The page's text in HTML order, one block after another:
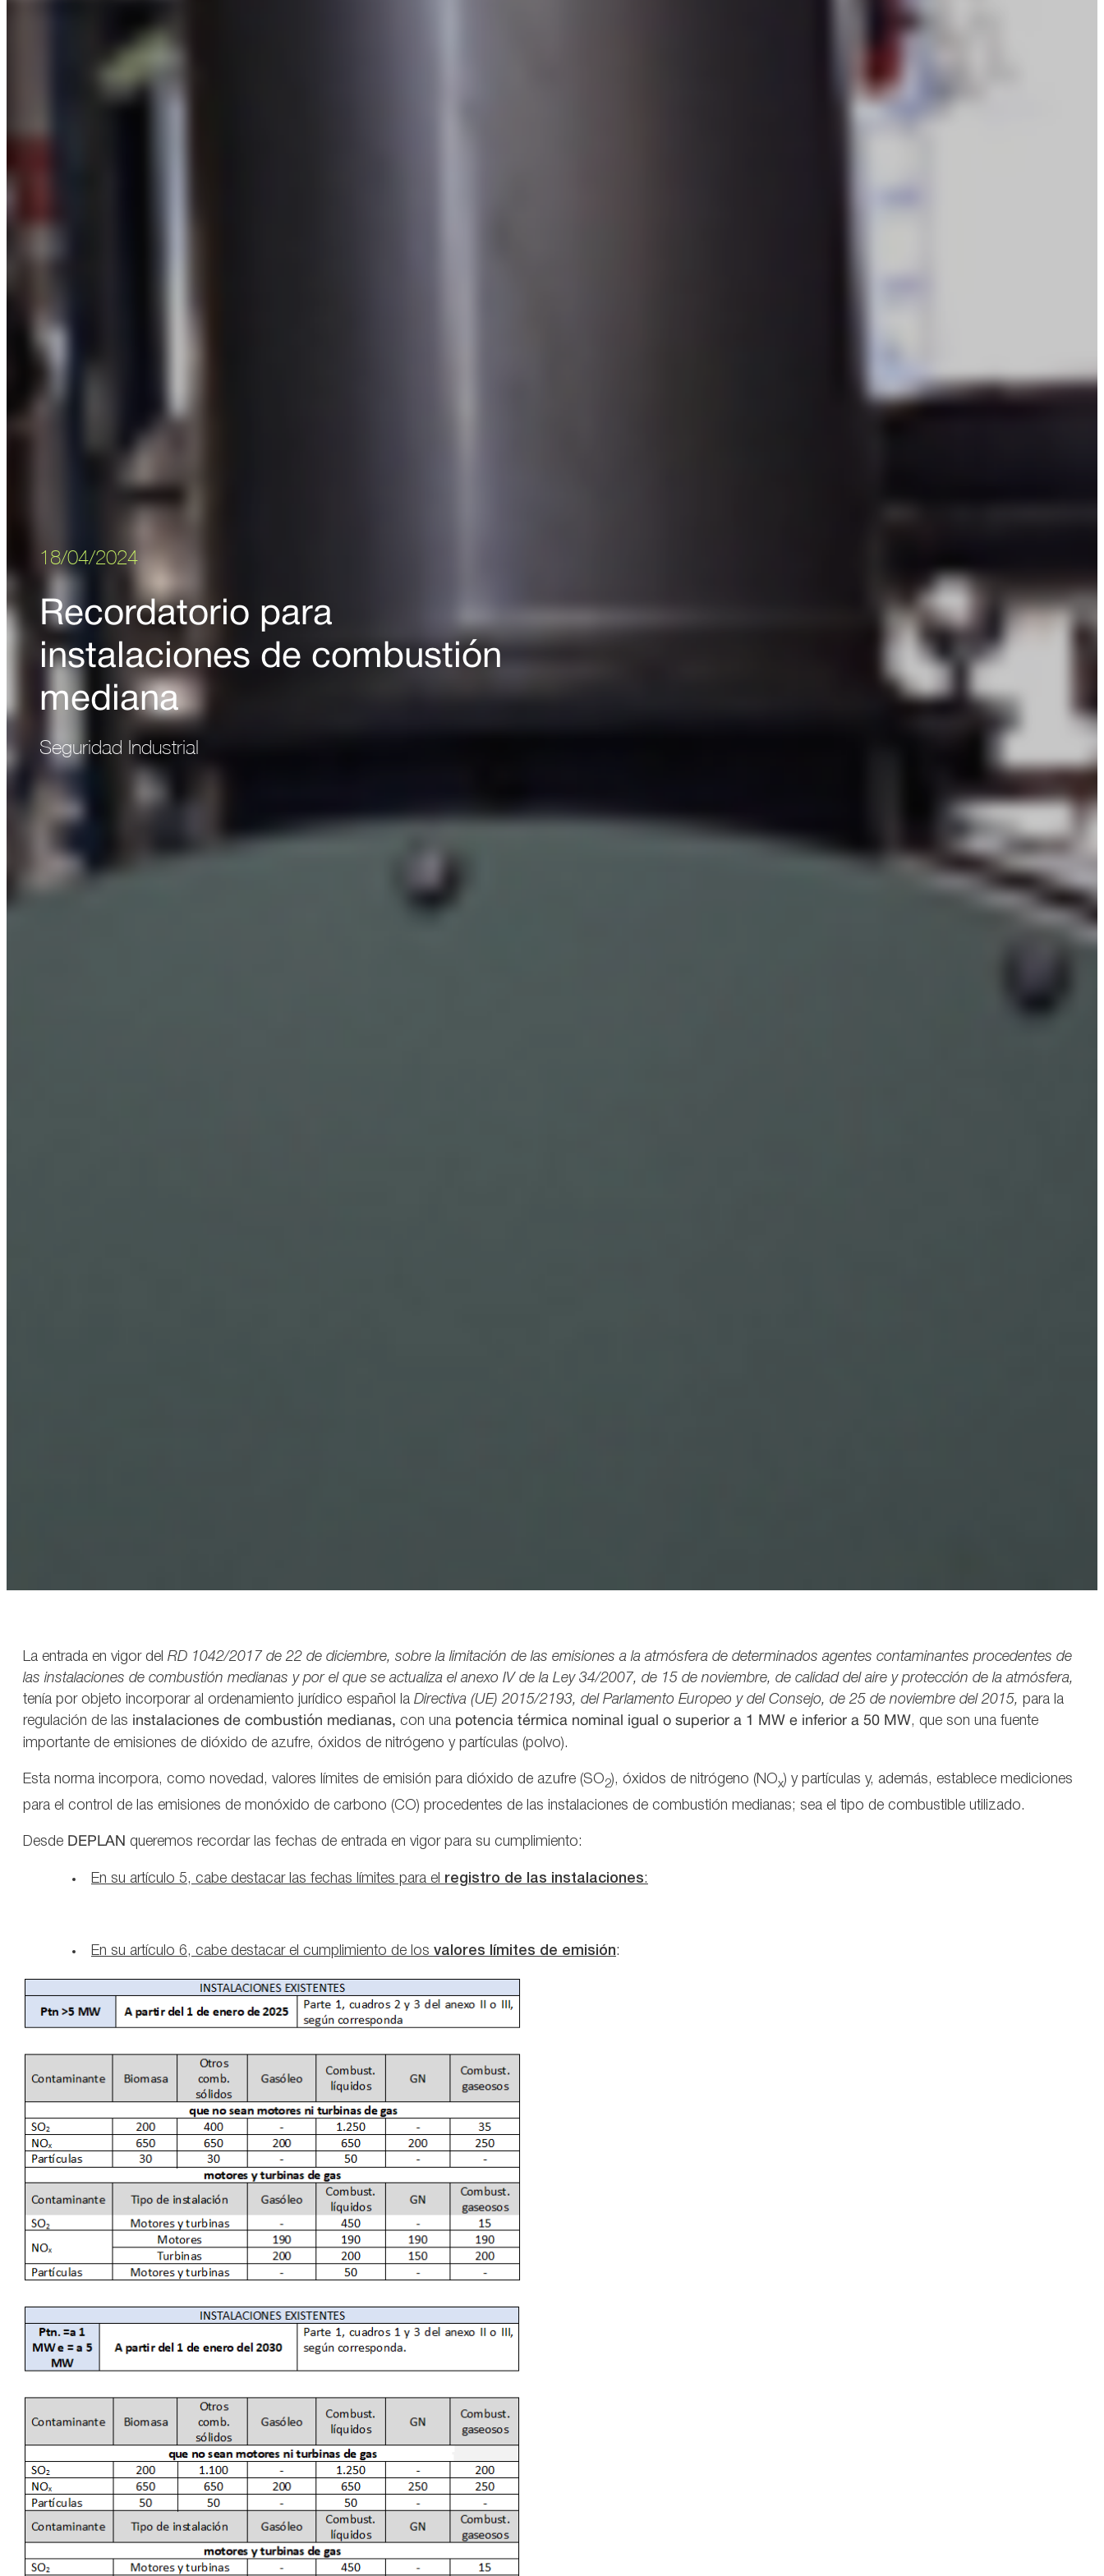
18/04/2024
Recordatorio para
instalaciones de combustión
mediana
Seguridad Industrial
La entrada en vigor del RD 1042/2017 de 22 de diciembre, sobre la limitación de las emisiones a la atmósfera de determinados agentes contaminantes procedentes de
las instalaciones de combustión medianas y por el que se actualiza el anexo IV de la Ley 34/2007, de 15 de noviembre, de calidad del aire y protección de la atmósfera,
tenía por objeto incorporar al ordenamiento jurídico español la Directiva (UE) 2015/2193, del Parlamento Europeo y del Consejo, de 25 de noviembre del 2015, para la
regulación de las instalaciones de combustión medianas, con una potencia térmica nominal igual o superior a 1 MW e inferior a 50 MW, que son una fuente
importante de emisiones de dióxido de azufre, óxidos de nitrógeno y partículas (polvo).
Esta norma incorpora, como novedad, valores límites de emisión para dióxido de azufre (SO2), óxidos de nitrógeno (NOx) y partículas y, además, establece mediciones
para el control de las emisiones de monóxido de carbono (CO) procedentes de las instalaciones de combustión medianas; sea el tipo de combustible utilizado.
Desde DEPLAN queremos recordar las fechas de entrada en vigor para su cumplimiento:
En su artículo 5, cabe destacar las fechas límites para el registro de las instalaciones:
En su artículo 6, cabe destacar el cumplimiento de los valores límites de emisión: